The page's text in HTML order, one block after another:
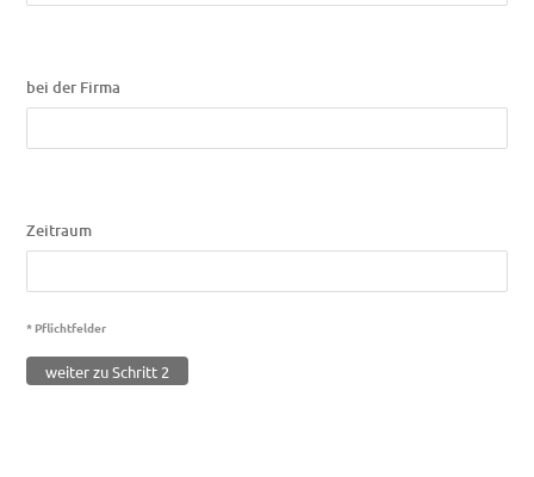
bei der Firma
Zeitraum
* Pflichtfelder
weiter zu Schritt 2